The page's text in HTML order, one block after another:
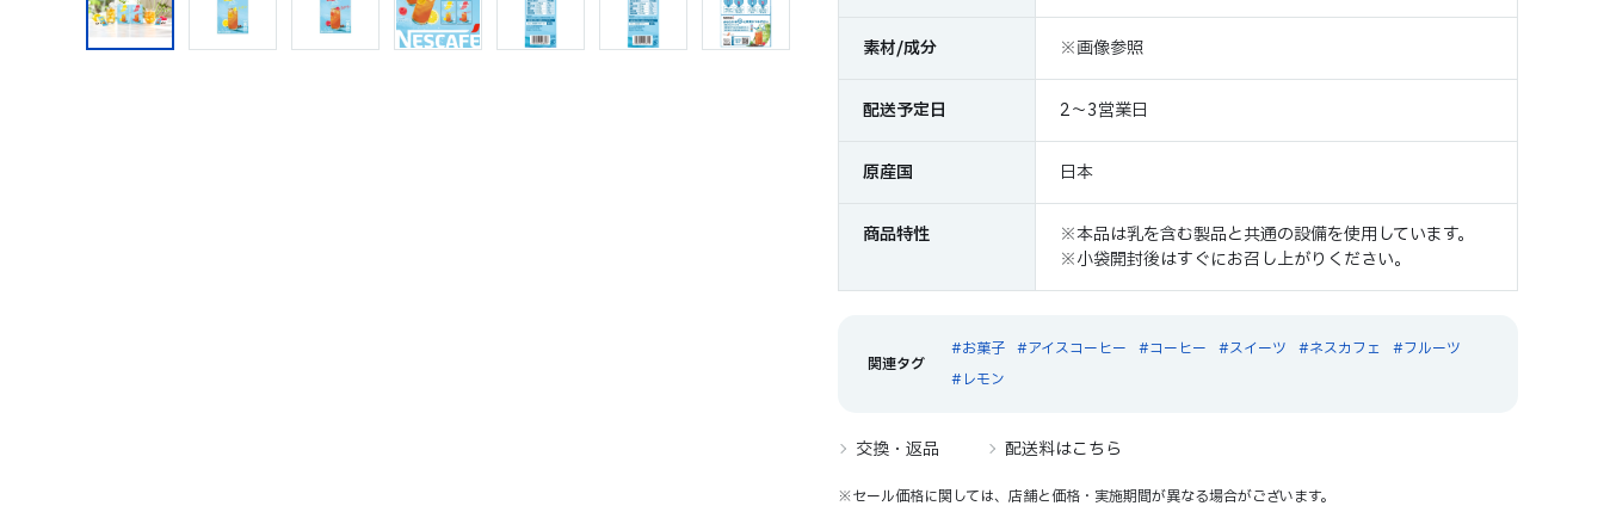
素材/成分 ※画像参照
配送予定日 2～3営業日
原産国 日本
商品特性
※本品は乳を含む製品と共通の設備を使用しています。
※小袋開封後はすぐにお召し上がりください。
お菓子 アイスコーヒー コーヒー スイーツ ネスカフェ
フルーツ
レモン
交換・返品 配送料はこちら
※セール価格に関しては、店舗と価格・実施期間が異なる場合がございます。